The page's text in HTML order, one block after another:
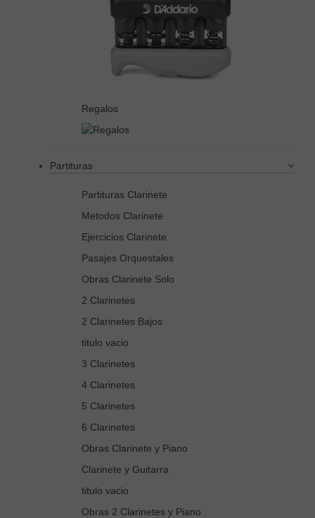
Regalos
Partituras
Partituras Clarinete
Metodos Clarinete
Ejercicios Clarinete
Pasajes Orquestales
Obras Clarinete Solo
2 Clarinetes
2 Clarinetes Bajos
titulo vacio
3 Clarinetes
4 Clarinetes
5 Clarinetes
6 Clarinetes
Obras Clarinete y Piano
Clarinete y Guitarra
titulo vacio
Obras 2 Clarinetes y Piano